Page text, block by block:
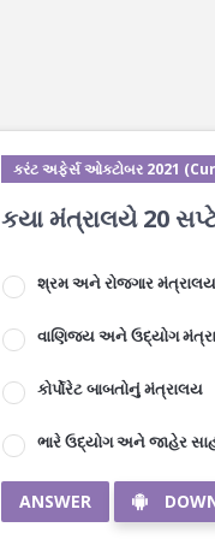
કરંટ અફેર્સ ઓક્ટોબર 2021
કયા મંત્રાલયે 20
શ્રમ અને રોજગાર મંત્રાલય
વાણિજય અને ઉદ્યોગ
કોર્પોરેટ બાબતોનું મંત્રાલય
ભારે ઉદ્યોગ અને જાહેર
ANSWER